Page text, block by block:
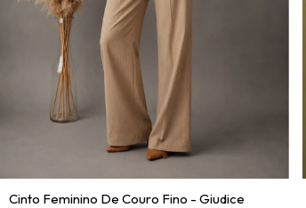
Cinto Feminino De Couro Fino - Giudice